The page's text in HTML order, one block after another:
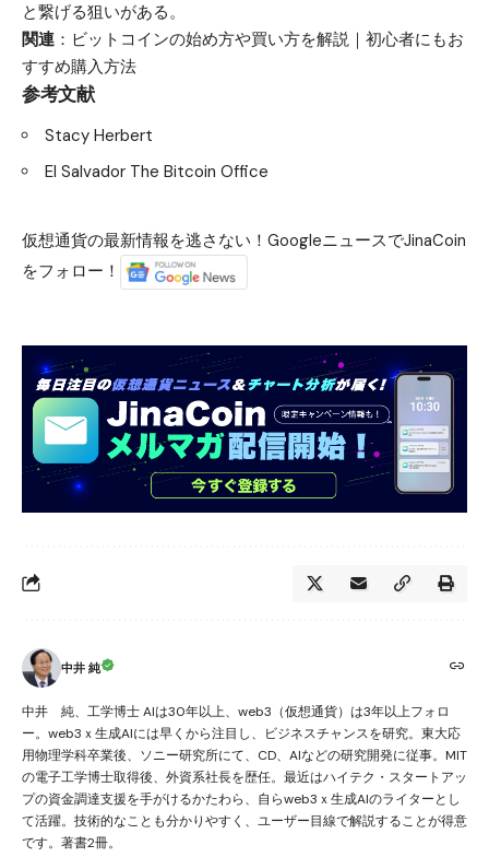
と繋げる狙いがある。
関連 ： ビットコインの始め方や買い方を解説｜初心者にもお
すすめ購入方法
参考文献
Stacy Herbert
El Salvador The Bitcoin Office
仮想通貨の最新情報を逃さない！GoogleニュースでJinaCoin
をフォロー！
中井 純
中井 純、工学博士 AIは30年以上、web3（仮想通貨）は3年以上フォロ
ー。web3ｘ生成AIには早くから注目し、ビジネスチャンスを研究。東大応
用物理学科卒業後、ソニー研究所にて、CD、AIなどの研究開発に従事。MIT
の電子工学博士取得後、外資系社長を歴任。最近はハイテク・スタートアッ
プの資金調達支援を手がけるかたわら、自らweb3ｘ生成AIのライターとし
て活躍。技術的なことも分かりやすく、ユーザー目線で解説することが得意
です。著書2冊。